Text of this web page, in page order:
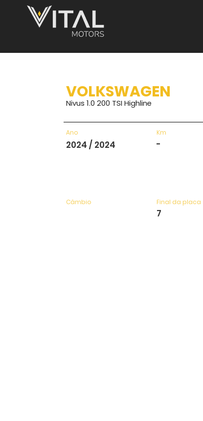
VOLKSWAGEN
Nivus 1.0 200 TSI Highline
Ano
2024 / 2024
Km
-
Câmbio Final da placa
7